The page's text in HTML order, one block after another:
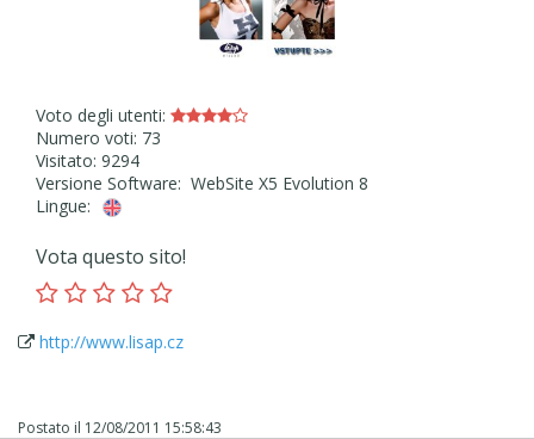
Voto degli utenti:
Numero voti: 73
Visitato: 9294
Versione Software: WebSite X5 Evolution 8
Lingue:
Vota questo sito!
http://www.lisap.cz
Postato il 12/08/2011 15:58:43